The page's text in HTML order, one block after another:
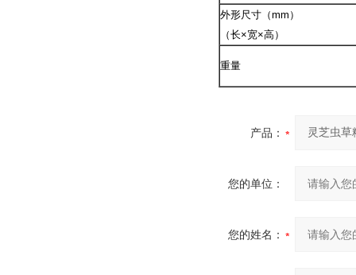
外形尺寸（mm）
（长×宽×高）
重量
产品：
您的单位：
您的姓名：